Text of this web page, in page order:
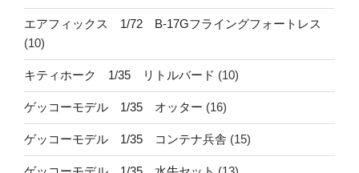
エアフィックス 1/72 B-17Gフライングフォートレス
(10)
キティホーク 1/35 リトルバード (10)
ゲッコーモデル 1/35 オッター (16)
ゲッコーモデル 1/35 コンテナ兵舎 (15)